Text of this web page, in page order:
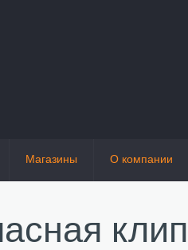
Магазины О компании